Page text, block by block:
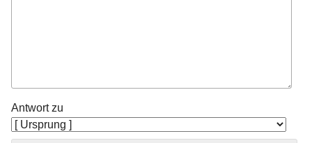
Antwort zu